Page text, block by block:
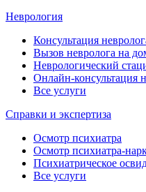
Неврология
Консультация
Вызов невролога на
Неврологический
Онлайн-консультация
Все услуги
Справки и экспертиза
Осмотр психиатра
Осмотр психиатра-
Психиатрическое
Все услуги